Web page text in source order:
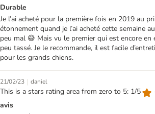
Durable
Je l’ai acheté pour la première fois en 2019 au
étonnement quand je l’ai acheté cette semaine
peu mal 😅 Mais vu le premier qui est encore
peu tassé. Je le recommande, il est facile
pour les grands chiens.
21/02/23 | daniel
This is a stars rating area from zero to 5: 1/5
avis